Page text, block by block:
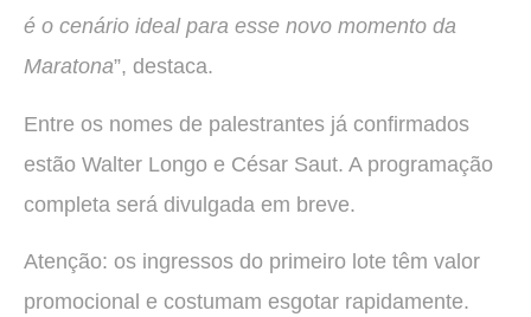
é o cenário ideal para esse novo momento da
Maratona”, destaca.
Entre os nomes de palestrantes já confirmados
estão Walter Longo e César Saut. A programação
completa será divulgada em breve.
Atenção: os ingressos do primeiro lote têm valor
promocional e costumam esgotar rapidamente.